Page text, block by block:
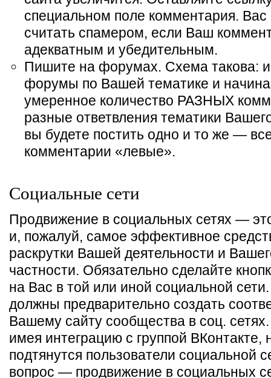
специальном поле комментария. Вас
считать спамером, если Ваш
адекватным и убедительным.
Пишите на форумах. Схема такова:
форумы по Вашей тематике и
умеренное количество РАЗНЫХ
разные ответвления тематики
вы будете постить одно и то же —
комментарии «левые».
Социальные сети
Продвижение в социальных сетях —
и, пожалуй, самое эффективное
раскрутки Вашей деятельности и
частности. Обязательно сделайте
на Вас в той или иной социальной
должны предварительно создать
Вашему сайту сообщества в соц.
имея интеграцию с группой ВКонтакте,
подтянутся пользователи социальной
вопрос — продвижение в социальных